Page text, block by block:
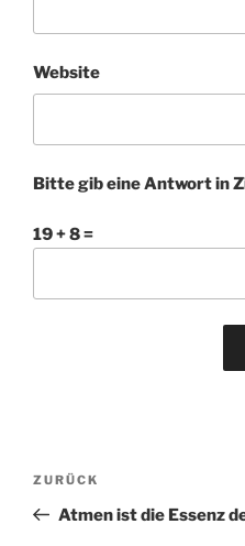
Website
Bitte gib eine Antwort in
19 + 8 =
Beitragsnavigation
Vorheriger
Beitrag
ZURÜCK
Atmen ist die Essenz